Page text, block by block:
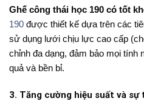
Ghế công thái học 190 có tốt
190 được thiết kế dựa trên các
sử dụng lưới chịu lực cao cấp
chỉnh đa dạng, đảm bảo mọi tính
quả và bền bỉ.
3. Tăng cường hiệu suất và sự